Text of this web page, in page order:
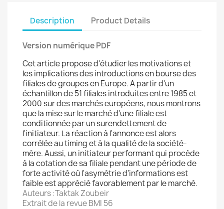
Description Product Details
Version numérique PDF
Cet article propose d'étudier les motivations et
les implications des introductions en bourse des
filiales de groupes en Europe. A partir d'un
échantillon de 51 filiales introduites entre 1985 et
2000 sur des marchés européens, nous montrons
que la mise sur le marché d'une filiale est
conditionnée par un surendettement de
l'initiateur. La réaction à l'annonce est alors
corrélée au timing et à la qualité de la société-
mère. Aussi, un initiateur performant qui procède
à la cotation de sa filiale pendant une période de
forte activité où l'asymétrie d'informations est
faible est apprécié favorablement par le marché.
Auteurs :Taktak Zoubeir
Extrait de la revue BMI 56